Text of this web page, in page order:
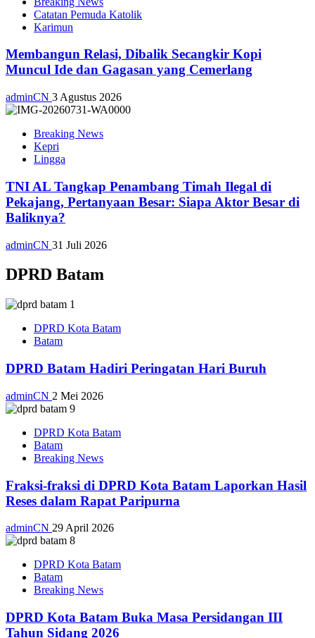
Catatan Pemuda Katolik
Karimun
Membangun Relasi, Dibalik Secangkir Kopi
Muncul Ide dan Gagasan yang Cemerlang
adminCN 3 Agustus 2026
Breaking News
Kepri
Lingga
TNI AL Tangkap Penambang Timah Ilegal di
Pekajang, Pertanyaan Besar: Siapa Aktor Besar di
Baliknya?
adminCN 31 Juli 2026
DPRD Batam
DPRD Kota Batam
Batam
DPRD Batam Hadiri Peringatan Hari Buruh
adminCN 2 Mei 2026
DPRD Kota Batam
Batam
Breaking News
Fraksi-fraksi di DPRD Kota Batam Laporkan Hasil
Reses dalam Rapat Paripurna
adminCN 29 April 2026
DPRD Kota Batam
Batam
Breaking News
DPRD Kota Batam Buka Masa Persidangan III
Tahun Sidang 2026